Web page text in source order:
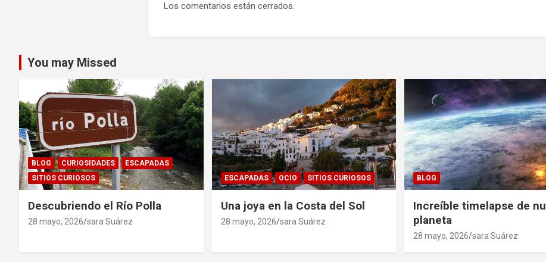
Los comentarios están cerrados.
You may Missed
BLOG CURIOSIDADES
ESCAPADAS
SITIOS CURIOSOS
Descubriendo el Río Polla
28 mayo, 2026 sara Suárez
ESCAPADAS OCIO SITIOS CURIOSOS
Una joya en la Costa del Sol
28 mayo, 2026 sara Suárez
BLOG
Increíble timelapse de
planeta
28 mayo, 2026 sara Suárez